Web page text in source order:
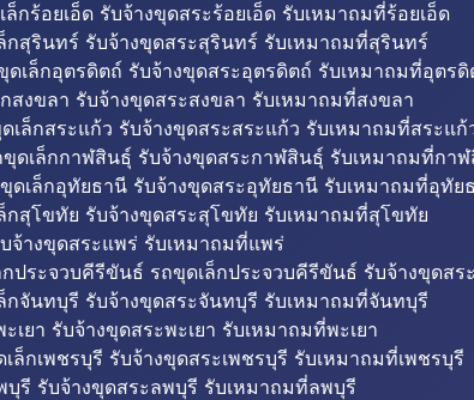
กร้อยเอ็ด รับจ้างขุดสระร้อยเอ็ด รับเหมาถมที่ร้อยเอ็ด
สุรินทร์ รับจ้างขุดสระสุรินทร์ รับเหมาถมที่สุรินทร์
เล็กอุตรดิตถ์ รับจ้างขุดสระอุตรดิตถ์ รับเหมาถมที่อุตรดิ
สงขลา รับจ้างขุดสระสงขลา รับเหมาถมที่สงขลา
ล็กสระแก้ว รับจ้างขุดสระสระแก้ว รับเหมาถมที่สระแก้
ดเล็กกาฬสินธุ์ รับจ้างขุดสระกาฬสินธุ์ รับเหมาถมที่กา
เล็กอุทัยธานี รับจ้างขุดสระอุทัยธานี รับเหมาถมที่อุทัย
สุโขทัย รับจ้างขุดสระสุโขทัย รับเหมาถมที่สุโขทัย
จ้างขุดสระแพร่ รับเหมาถมที่แพร่
ประจวบคีรีขันธ์ รถขุดเล็กประจวบคีรีขันธ์ รับจ้างขุดส
จันทบุรี รับจ้างขุดสระจันทบุรี รับเหมาถมที่จันทบุรี
เยา รับจ้างขุดสระพะเยา รับเหมาถมที่พะเยา
ล็กเพชรบุรี รับจ้างขุดสระเพชรบุรี รับเหมาถมที่เพชรบุรี
รี รับจ้างขุดสระลพบุรี รับเหมาถมที่ลพบุรี